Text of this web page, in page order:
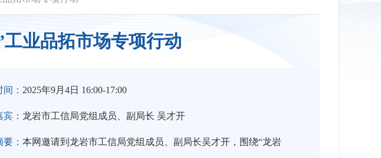
业品拓市场专项行动
间： 2025年9月4日 16:00-17:00
宾： 龙岩市工信局党组成员、副局长 吴才开
要： 本网邀请到龙岩市工信局党组成员、副局长吴才开，围绕“龙岩